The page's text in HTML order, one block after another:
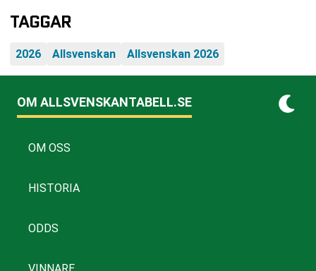
TAGGAR
2026 Allsvenskan Allsvenskan 2026
OM ALLSVENSKANTABELL.SE
OM OSS
HISTORIA
ODDS